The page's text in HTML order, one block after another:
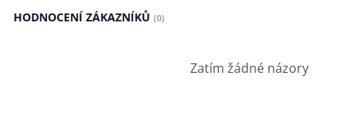
HODNOCENÍ ZÁKAZNÍKŮ (0)
Zatím žádné názory